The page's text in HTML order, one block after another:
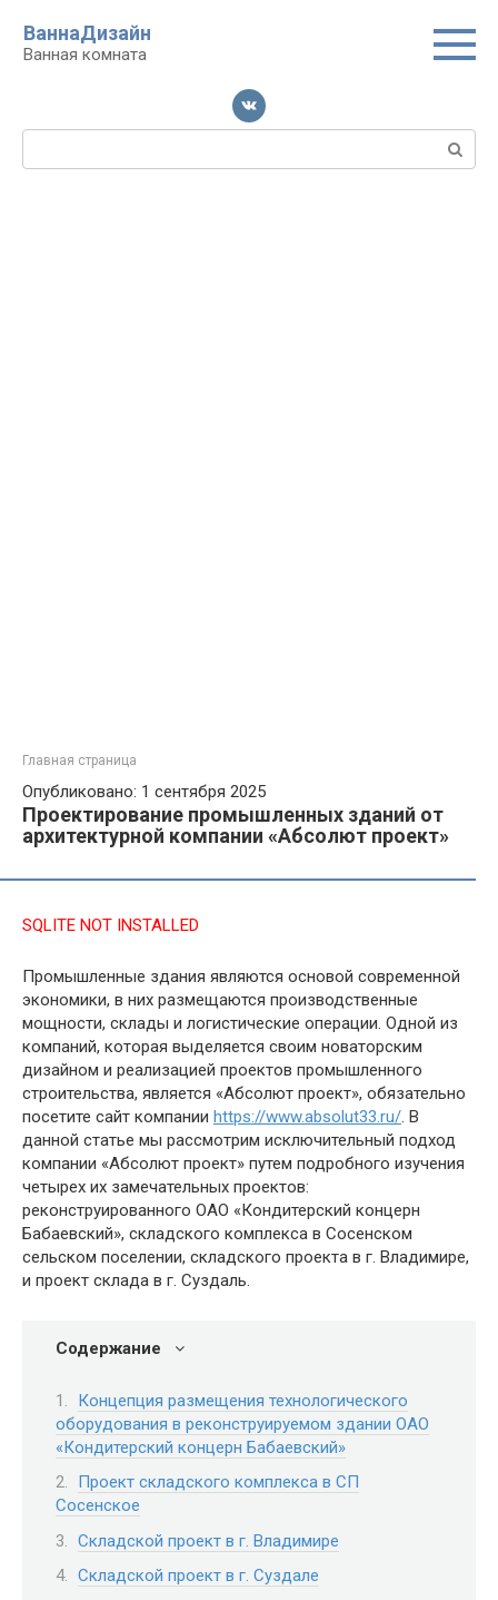
контенту
ВаннаДизайн
Ванная комната
Поиск:
Главная страница
Опубликовано: 1 сентября 2025
Проектирование промышленных зданий от
архитектурной компании «Абсолют проект»
SQLITE NOT INSTALLED
Промышленные здания являются основой современной
экономики, в них размещаются производственные
мощности, склады и логистические операции. Одной из
компаний, которая выделяется своим новаторским
дизайном и реализацией проектов промышленного
строительства, является «Абсолют проект», обязательно
посетите сайт компании https://www.absolut33.ru/. В
данной статье мы рассмотрим исключительный подход
компании «Абсолют проект» путем подробного изучения
четырех их замечательных проектов:
реконструированного ОАО «Кондитерский концерн
Бабаевский», складского комплекса в Сосенском
сельском поселении, складского проекта в г. Владимире,
и проект склада в г. Суздаль.
Содержание
Концепция размещения технологического
оборудования в реконструируемом здании ОАО
«Кондитерский концерн Бабаевский»
Проект складского комплекса в СП
Сосенское
Складской проект в г. Владимире
Складской проект в г. Суздале